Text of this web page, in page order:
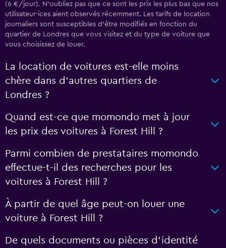
(6 €/jour). N’oubliez pas que ce sont les prix les plus bas que nos
utilisateur·ices aient observés récemment. Les tarifs de location
journaliers sont susceptibles d’être modifiés en fonction du
quartier de Londres que vous visitez et du type de voiture que
vous choisissez de louer.
La location de voitures est-elle moins
chère dans d’autres quartiers de
Londres ?
Quand est-ce que momondo met à jour
les prix des voitures à Forest Hill ?
Parmi combien de prestataires momondo
effectue-t-il des recherches pour les
voitures à Forest Hill ?
À partir de quel âge peut-on louer une
voiture à Forest Hill ?
De quels documents ou pièces d'identité